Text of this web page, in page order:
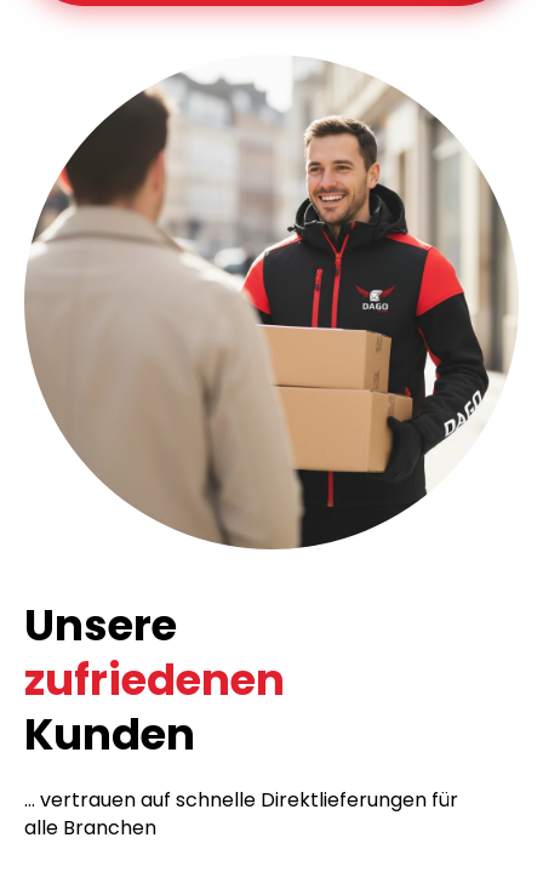
Unsere
zufriedenen
Kunden
... vertrauen auf schnelle Direktlieferungen für
alle Branchen